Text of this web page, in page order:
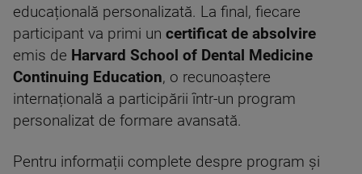
educațională personalizată. La final, fiecare
participant va primi un certificat de absolvire
emis de Harvard School of Dental Medicine
Continuing Education, o recunoaștere
internațională a participării într-un program
personalizat de formare avansată.
Pentru informații complete despre program și